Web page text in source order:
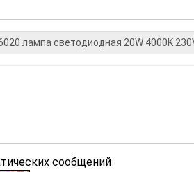
сообщений